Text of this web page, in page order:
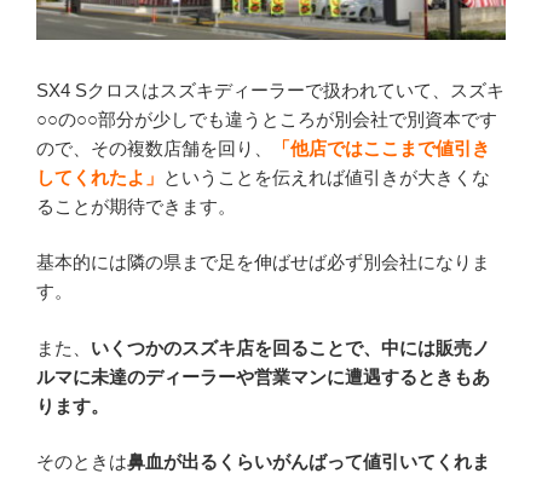
SX4 Sクロスはスズキディーラーで扱われていて、スズキ
○○の○○部分が少しでも違うところが別会社で別資本です
ので、その複数店舗を回り、
「他店ではここまで値引き
してくれたよ」 ということを伝えれば値引きが大きくな
ることが期待できます。
基本的には隣の県まで足を伸ばせば必ず別会社になりま
す。
また、 いくつかのスズキ店を回ることで、中には販売ノ
ルマに未達のディーラーや営業マンに遭遇するときもあ
ります。
そのときは鼻血が出るくらいがんばって値引いてくれま